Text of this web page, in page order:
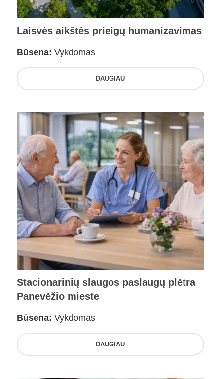
Laisvės aikštės prieigų humanizavimas
Būsena: Vykdomas
DAUGIAU
Stacionarinių slaugos paslaugų plėtra
Panevėžio mieste
Būsena: Vykdomas
DAUGIAU